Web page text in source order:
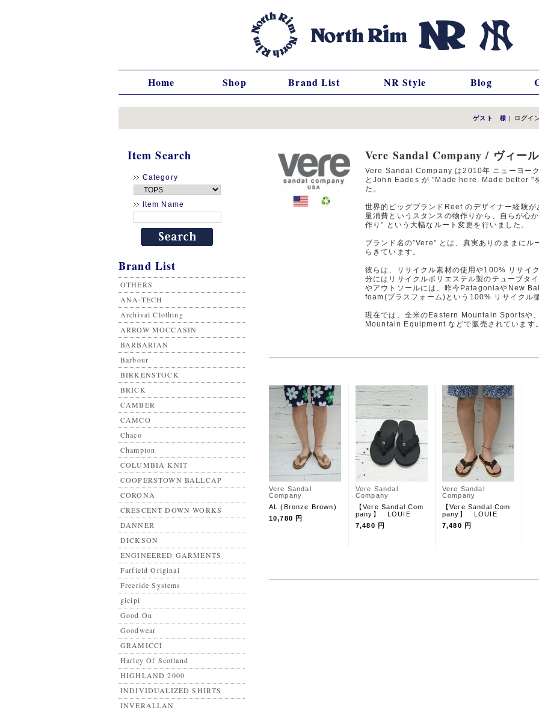
Home Shop Brand List NR Style Blog
ゲスト 様 | ログイ
Item Search
Category
Item Name
Brand List
OTHERS
ANA-TECH
Archival Clothing
ARROW MOCCASIN
BARBARIAN
Barbour
BIRKENSTOCK
BRICK
CAMBER
CAMCO
Chaco
Champion
COLUMBIA KNIT
COOPERSTOWN BALLCAP
CORONA
CRESCENT DOWN WORKS
DANNER
DICKSON
ENGINEERED GARMENTS
Farfield Original
Freeride Systems
gicipi
Good On
Goodwear
GRAMICCI
Harley Of Scotland
HIGHLAND 2000
INDIVIDUALIZED SHIRTS
INVERALLAN
Vere Sandal Company / ヴィー
Vere Sandal Company は2010年 ニューヨー
とJohn Eades が "Made here. Made better "
た。
世界的ビッグブランドReef のデザイナー経験
量消費というスタンスの物作りから、自らが心
作り" という大幅なルート変更を行いました。
ブランド名の”Vere” とは、真実ありのままに
らきています。
彼らは、リサイクル素材の使用や100% リサイ
分にはリサイクルポリエステル製のチューブタ
やアウトソールには、昨今PatagoniaやNew
foam(プラスフォーム)という100% リサイクル
現在では、全米のEastern Mountain Sportsや
Mountain Equipment などで販売されています。
Vere Sandal
Company
AL (Bronze Brown)
10,780 円
Vere Sandal
Company
【Vere Sandal Com
pany】 LOUIE
7,480 円
Vere Sandal
Company
【Vere Sandal Com
pany】 LOUIE
7,480 円